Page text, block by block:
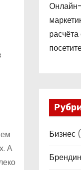
А
Бизнес